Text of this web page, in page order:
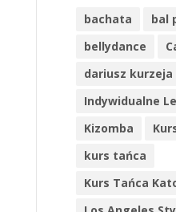
bachata
bal
bellydance
dariusz kurzeja
Indywidualne
Kizomba
kurs tańca
Kurs Tańca